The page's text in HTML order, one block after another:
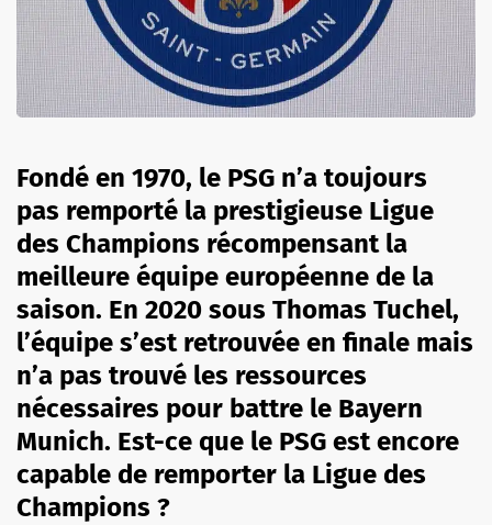
Fondé en 1970, le PSG n’a toujours
pas remporté la prestigieuse Ligue
des Champions récompensant la
meilleure équipe européenne de la
saison. En 2020 sous Thomas Tuchel,
l’équipe s’est retrouvée en finale mais
n’a pas trouvé les ressources
nécessaires pour battre le Bayern
Munich. Est-ce que le PSG est encore
capable de remporter la Ligue des
Champions ?